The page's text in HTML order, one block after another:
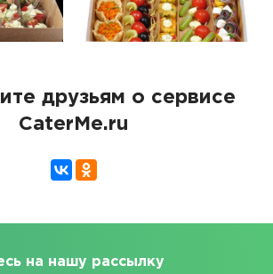
друзьям о сервисе
CaterMe.ru
на нашу рассылку